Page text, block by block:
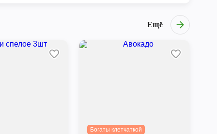
Ещё
Богаты клетчаткой